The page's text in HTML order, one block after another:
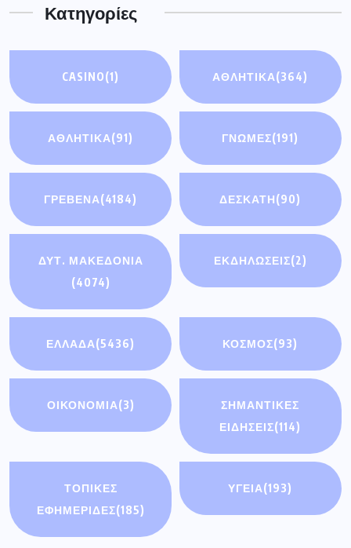
Κατηγορίες
CASINO(1) ΑΘΛΗΤΙΚΑ(364)
ΑΘΛΗΤΙΚΆ(91) ΓΝΩΜΕΣ(191)
ΓΡΕΒΕΝΑ(4184) ΔΕΣΚΑΤΗ(90)
ΔΥΤ. ΜΑΚΕΔΟΝΙΑ
(4074)
ΕΚΔΗΛΩΣΕΙΣ(2)
ΕΛΛΑΔΑ(5436) ΚΟΣΜΟΣ(93)
ΟΙΚΟΝΟΜΊΑ(3)
ΣΗΜΑΝΤΙΚΈΣ
ΕΙΔΉΣΕΙΣ(114)
ΤΟΠΙΚΕΣ
ΕΦΗΜΕΡΙΔΕΣ(185)
ΥΓΕΙΑ(193)